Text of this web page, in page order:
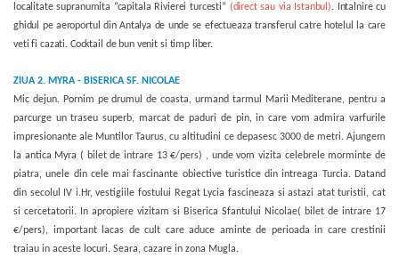
localitate supranumita “capitala Rivierei turcesti” (direct sau via Istanbul). Intalnire cu
ghidul pe aeroportul din Antalya de unde se efectueaza transferul catre hotelul la care
veti fi cazati. Cocktail de bun venit si timp liber.
ZIUA 2. MYRA - BISERICA SF. NICOLAE
Mic dejun. Pornim pe drumul de coasta, urmand tarmul Marii Mediterane, pentru a
parcurge un traseu superb, marcat de paduri de pin, in care vom admira varfurile
impresionante ale Muntilor Taurus, cu altitudini ce depasesc 3000 de metri. Ajungem
la antica Myra ( bilet de intrare 13 €/pers) , unde vom vizita celebrele morminte de
piatra, unele din cele mai fascinante obiective turistice din intreaga Turcia. Datand
din secolul IV i.Hr, vestigiile fostului Regat Lycia fascineaza si astazi atat turistii, cat
si cercetatorii. In apropiere vizitam si Biserica Sfantului Nicolae( bilet de intrare 17
€/pers), important lacas de cult care aduce aminte de perioada in care crestinii
traiau in aceste locuri. Seara, cazare in zona Mugla.